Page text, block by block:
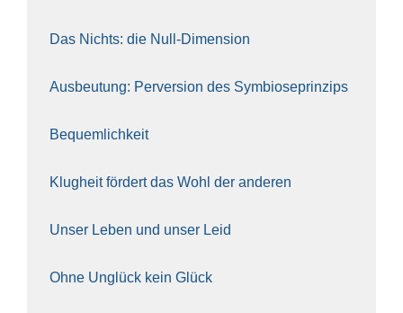
Das Nichts: die Null-Dimen­si­on
Aus­beu­tung: Per­ver­si­on des Sym­bio­se­prin­zips
Bequem­lich­keit
Klug­heit för­dert das Wohl der ande­ren
Unser Leben und unser Leid
Ohne Unglück kein Glück